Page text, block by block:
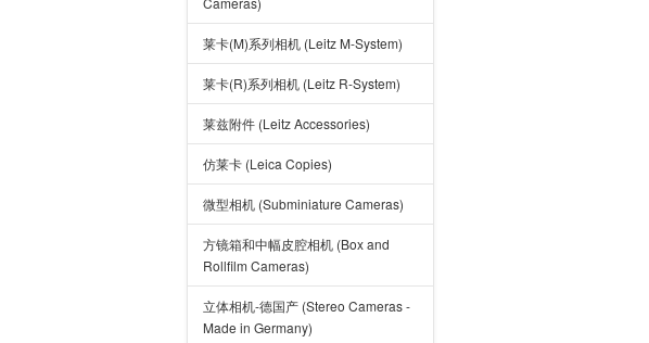
莱卡(M)系列相机 (Leitz M-System)
莱卡(R)系列相机 (Leitz R-System)
莱兹附件 (Leitz Accessories)
仿莱卡 (Leica Copies)
微型相机 (Subminiature Cameras)
方镜箱和中幅皮腔相机 (Box and
Rollfilm Cameras)
立体相机-德国产 (Stereo Cameras -
Made in Germany)